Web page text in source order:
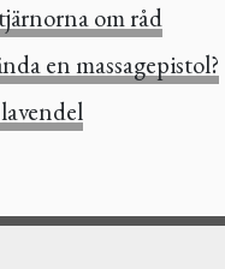
om råd
en massagepistol?